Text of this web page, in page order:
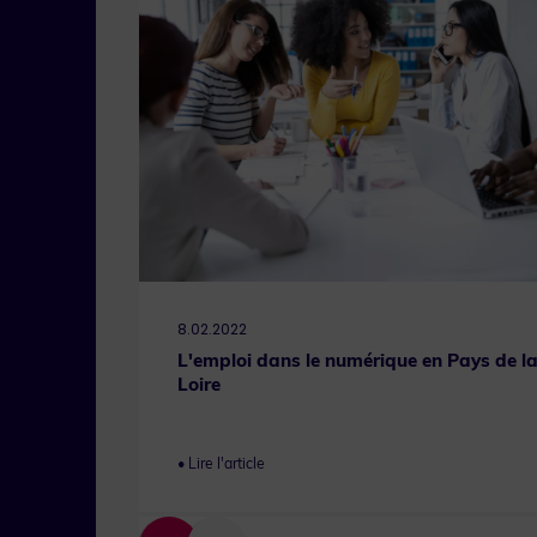
8.02.2022
L'emploi dans le numérique en Pays de la
Loire